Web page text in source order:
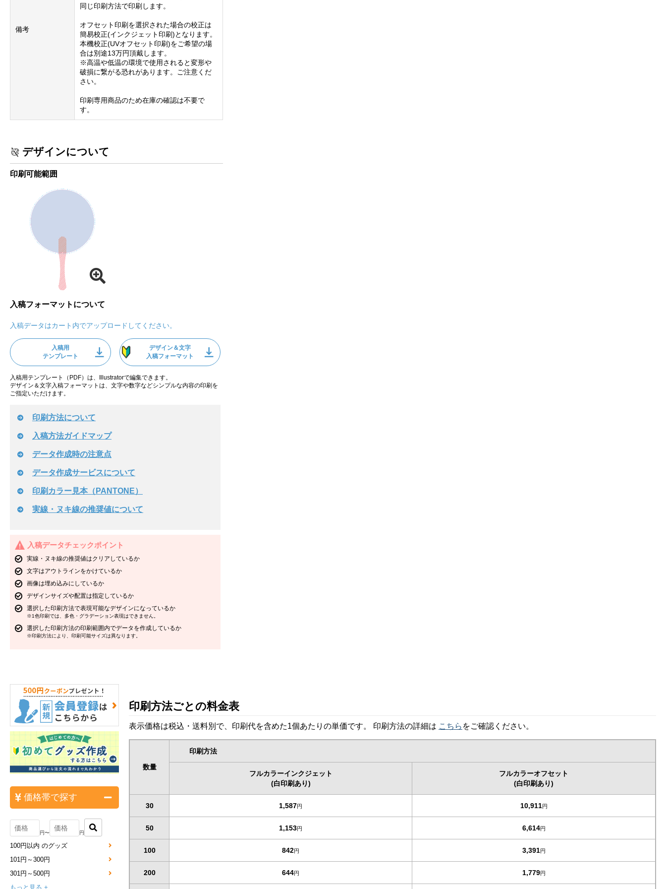
備考
同じ印刷方法で印刷します。
オフセット印刷を選択された場合の校正は
簡易校正(インクジェット印刷)となります。
本機校正(UVオフセット印刷)をご希望の場
合は別途13万円頂戴します。
※高温や低温の環境で使用されると変形や
破損に繋がる恐れがあります。ご注意くだ
さい。
印刷専用商品のため在庫の確認は不要で
す。
デザインについて
印刷可能範囲
入稿フォーマットについて
入稿データはカート内でアップロードしてください。
入稿用
テンプレート
デザイン＆文字
入稿フォーマット
入稿用テンプレート（PDF）は、Illustratorで編集できます。
デザイン＆文字入稿フォーマットは、文字や数字などシンプルな内容の印刷を
ご指定いただけます。
印刷方法について
入稿方法ガイドマップ
データ作成時の注意点
データ作成サービスについて
印刷カラー見本（PANTONE）
実線・ヌキ線の推奨値について
入稿データチェックポイント
実線・ヌキ線の推奨値はクリアしているか
文字はアウトラインをかけているか
画像は埋め込みにしているか
デザインサイズや配置は指定しているか
選択した印刷方法で表現可能なデザインになっているか
※1色印刷では、多色・グラデーション表現はできません。
選択した印刷方法の印刷範囲内でデータを作成しているか
※印刷方法により、印刷可能サイズは異なります。
価格帯で探す
円〜 円
100円以内 のグッズ
101円～300円
301円～500円
もっと見る +
印刷方法ごとの料金表
表示価格は税込・送料別で、印刷代を含めた1個あたりの単価です。 印刷方法の詳細は こちら をご確認ください。
数量
印刷方法
フルカラーインクジェット
(白印刷あり)
フルカラーオフセット
(白印刷あり)
30 1,587円 10,911円
50 1,153円 6,614円
100 842円 3,391円
200 644円 1,779円